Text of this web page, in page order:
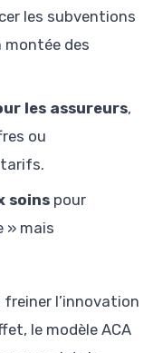
les subventions
montée des
les assureurs,
ou
tarifs.
soins pour
» mais
l’innovation
le modèle ACA